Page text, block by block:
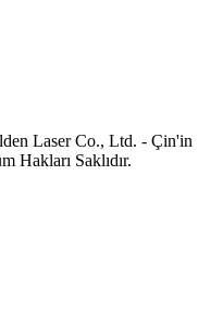
Laser Co., Ltd. - Çin'in
Hakları Saklıdır.